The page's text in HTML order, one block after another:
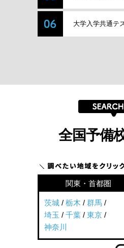
大学入学共通テ
全国予備
関東・首都圏
茨城 / 栃木 / 群馬 /
埼玉 / 千葉 / 東京 /
神奈川